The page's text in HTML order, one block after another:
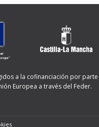
a la cofinanciación por parte
Europea a través del Feder.